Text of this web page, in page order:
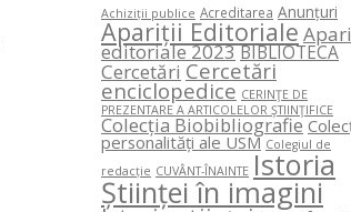
Achiziții publice Acreditarea Anunțuri
Apariții Editoriale
editoriale 2023BIBLIOTECA
Cercetări Cercetări
enciclopedice CERINŢE DE
PREZENTARE A ARTICOLELOR ŞTIINŢIFICE
Colecția Biobibliografie
personalități ale USM Colegiul de
redacție CUVÂNT-ÎNAINTE Istoria
Științei în imagini